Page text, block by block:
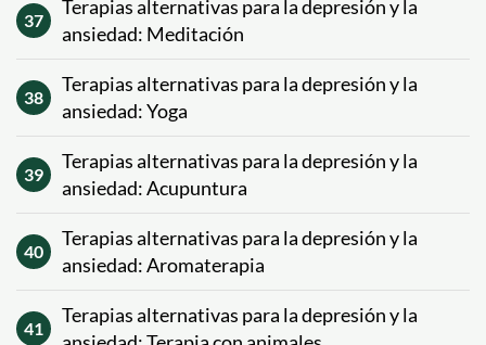
37
Terapias alternativas para la depresión y la
ansiedad: Meditación
38
Terapias alternativas para la depresión y la
ansiedad: Yoga
39
Terapias alternativas para la depresión y la
ansiedad: Acupuntura
40
Terapias alternativas para la depresión y la
ansiedad: Aromaterapia
41
Terapias alternativas para la depresión y la